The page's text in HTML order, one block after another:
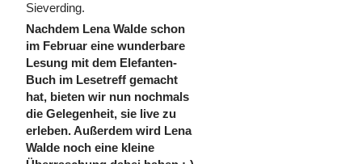
Sieverding.
Nachdem Lena Walde schon
im Februar eine wunderbare
Lesung mit dem Elefanten-
Buch im Lesetreff gemacht
hat, bieten wir nun nochmals
die Gelegenheit, sie live zu
erleben. Außerdem wird Lena
Walde noch eine kleine